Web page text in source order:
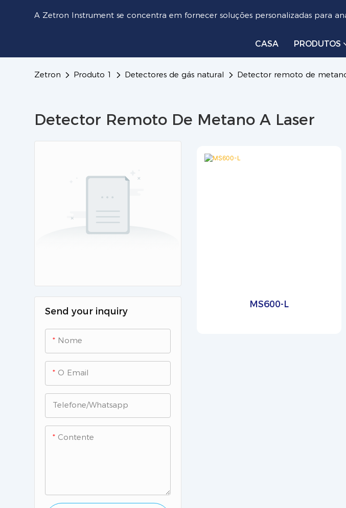
A Zetron Instrument se concentra em fornecer soluções personalizadas para
CASA PRODUTOS
Zetron Produto 1 Detectores de gás natural Detector remoto de
Detector Remoto De Metano A Laser
Send your inquiry
Nome
O Email
Telefone/whatsapp
Contente
MS600-L